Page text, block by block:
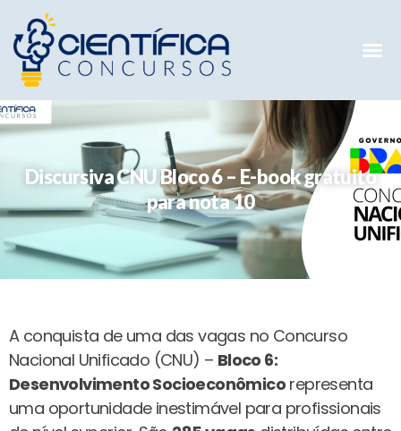
Discursiva CNU Bloco 6 – E-book gratuito
para nota 10
A conquista de uma das vagas no Concurso
Nacional Unificado (CNU) – Bloco 6:
Desenvolvimento Socioeconômico representa
uma oportunidade inestimável para profissionais